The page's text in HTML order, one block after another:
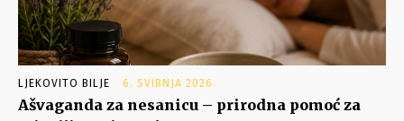
LJEKOVITO BILJE 6. SVIBNJA 2026.
Ašvaganda za nesanicu – prirodna pomoć za